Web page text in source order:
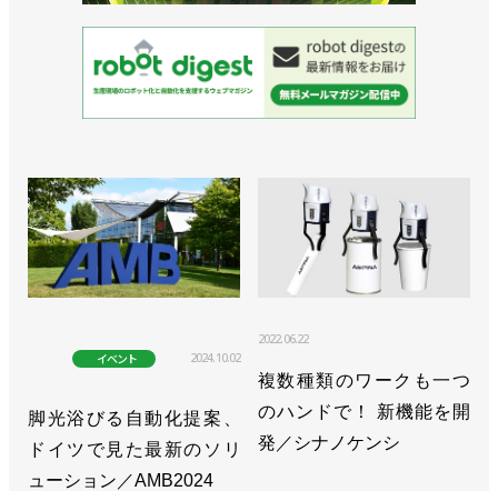
イベント 2024.10.02
脚光浴びる自動化提案、
ドイツで見た最新のソリ
ューション／AMB2024
2022.06.22
複数種類のワークも一つ
のハンドで！ 新機能を開
発／シナノケンシ